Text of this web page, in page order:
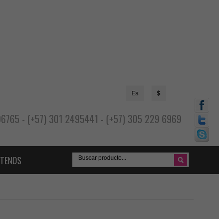
$
Es
- (+57) 301 2495441 - (+57) 305 229 6969